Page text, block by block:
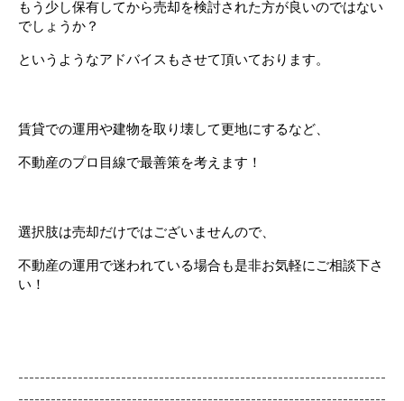
もう少し保有してから売却を検討された方が良いのではない
でしょうか？
というようなアドバイスもさせて頂いております。
賃貸での運用や建物を取り壊して更地にするなど、
不動産のプロ目線で最善策を考えます！
選択肢は売却だけではございませんので、
不動産の運用で迷われている場合も是非お気軽にご相談下さ
い！
--------------------------------------------------------------------